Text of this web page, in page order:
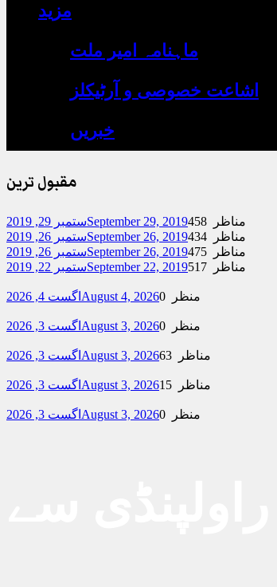
مزید
ماہنامہ امیر ملت
اشاعت خصوصی و آرٹیکلز
خبریں
مقبول ترین
ستمبر 29, 2019September 29, 2019
458 مناظر
ستمبر 26, 2019September 26, 2019
434 مناظر
ستمبر 26, 2019September 26, 2019
475 مناظر
ستمبر 22, 2019September 22, 2019 517 مناظر
اگست 4, 2026 August 4, 2026 0 منظر
اگست 3, 2026 August 3, 2026 0 منظر
اگست 3, 2026 August 3, 2026 63 مناظر
اگست 3, 2026 August 3, 2026 15 مناظر
اگست 3, 2026 August 3, 2026 0 منظر